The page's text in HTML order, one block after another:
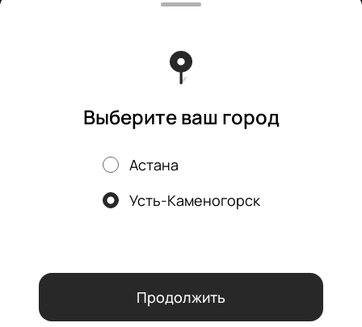
аналитических сервисов согласно нашейполитике
конфиденциальности
ОК
Политика конфиденциальности
Акции, скидки, кэшбэк − в нашем приложении!
Выберите ваш город
Астана
Усть-Каменогорск